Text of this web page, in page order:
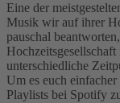
Eine der
Musik wir auf ihrer
pauschal
unterschiedliche
Um es euch
Playlists bei Spotify